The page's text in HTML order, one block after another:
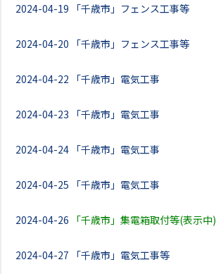
2024-04-19 「千歳市」フェンス工事等
2024-04-20 「千歳市」フェンス工事等
2024-04-22 「千歳市」電気工事
2024-04-23 「千歳市」電気工事
2024-04-24 「千歳市」電気工事
2024-04-25 「千歳市」電気工事
2024-04-26 「千歳市」集電箱取付等(表示中)
2024-04-27 「千歳市」電気工事等